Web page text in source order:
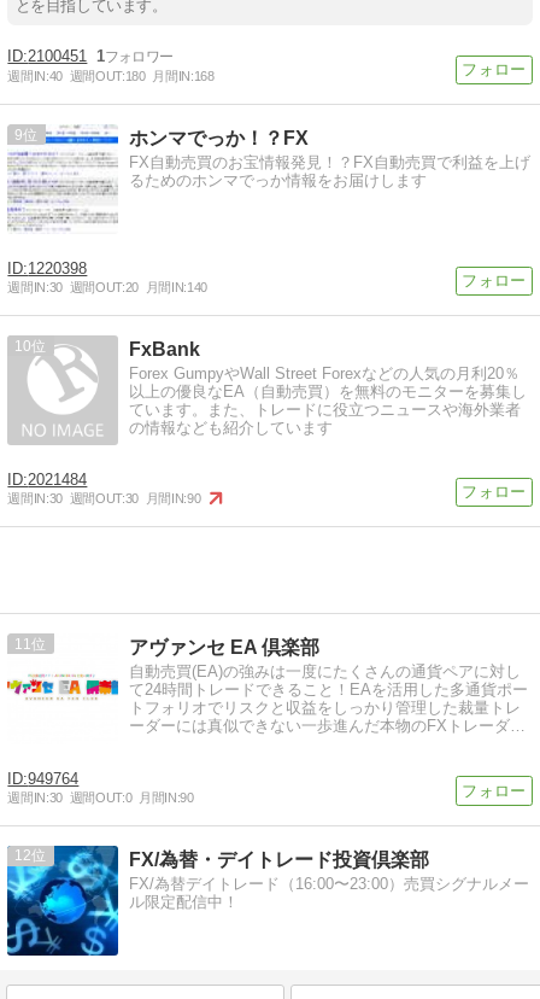
とを目指しています。
2100451 1
週間IN:40 週間OUT:180 月間IN:168
9 ホンマでっか！？FX
FX自動売買のお宝情報発見！？FX自動売買で利益を上げ
るためのホンマでっか情報をお届けします
1220398
週間IN:30 週間OUT:20 月間IN:140
10 FxBank
Forex GumpyやWall Street Forexなどの人気の月利20％
以上の優良なEA（自動売買）を無料のモニターを募集し
ています。また、トレードに役立つニュースや海外業者
の情報なども紹介しています
2021484
週間IN:30 週間OUT:30 月間IN:90
11 アヴァンセ EA 倶楽部
自動売買(EA)の強みは一度にたくさんの通貨ペアに対し
て24時間トレードできること！EAを活用した多通貨ポー
トフォリオでリスクと収益をしっかり管理した裁量トレ
ーダーには真似できない一歩進んだ本物のFXトレーダー
949764
週間IN:30 週間OUT:0 月間IN:90
12 FX/為替・デイトレード投資倶楽部
FX/為替デイトレード（16:00〜23:00）売買シグナルメー
ル限定配信中！